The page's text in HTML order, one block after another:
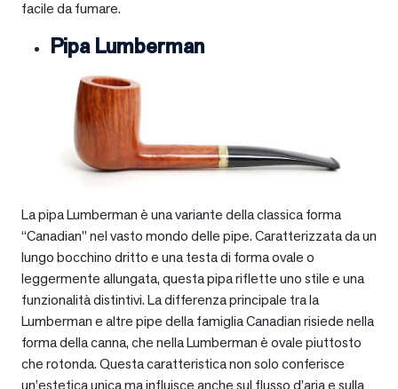
facile da fumare.
Pipa Lumberman
La pipa Lumberman è una variante della classica forma
“Canadian” nel vasto mondo delle pipe. Caratterizzata da un
lungo bocchino dritto e una testa di forma ovale o
leggermente allungata, questa pipa riflette uno stile e una
funzionalità distintivi. La differenza principale tra la
Lumberman e altre pipe della famiglia Canadian risiede nella
forma della canna, che nella Lumberman è ovale piuttosto
che rotonda. Questa caratteristica non solo conferisce
un’estetica unica ma influisce anche sul flusso d’aria e sulla